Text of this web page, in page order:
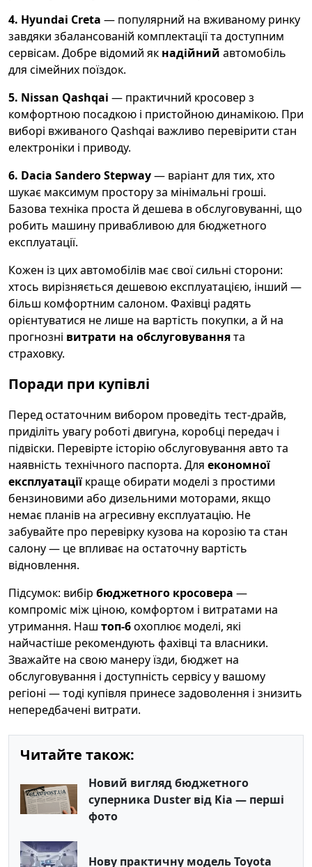
4. Hyundai Creta — популярний на вживаному ринку
завдяки збалансованій комплектації та доступним
сервісам. Добре відомий як надійний автомобіль
для сімейних поїздок.
5. Nissan Qashqai — практичний кросовер з
комфортною посадкою і пристойною динамікою. При
виборі вживаного Qashqai важливо перевірити стан
електроніки і приводу.
6. Dacia Sandero Stepway— варіант для тих, хто
шукає максимум простору за мінімальні гроші.
Базова техніка проста й дешева в обслуговуванні, що
робить машину привабливою для бюджетного
експлуатації.
Кожен із цих автомобілів має свої сильні сторони:
хтось вирізняється дешевою експлуатацією, інший —
більш комфортним салоном. Фахівці радять
орієнтуватися не лише на вартість покупки, а й на
прогнозні витрати на обслуговуваннята
страховку.
Поради при купівлі
Перед остаточним вибором проведіть тест-драйв,
приділіть увагу роботі двигуна, коробці передач і
підвіски. Перевірте історію обслуговування авто та
наявність технічного паспорта. Для економної
експлуатації краще обирати моделі з простими
бензиновими або дизельними моторами, якщо
немає планів на агресивну експлуатацію. Не
забувайте про перевірку кузова на корозію та стан
салону — це впливає на остаточну вартість
відновлення.
Підсумок: вибір бюджетного кросовера —
компроміс між ціною, комфортом і витратами на
утримання. Наш топ-6охоплює моделі, які
найчастіше рекомендують фахівці та власники.
Зважайте на свою манеру їзди, бюджет на
обслуговування і доступність сервісу у вашому
регіоні — тоді купівля принесе задоволення і знизить
непередбачені витрати.
Читайте також:
Новий вигляд бюджетного
суперника Duster від Kia — перші
фото
Нову практичну модель Toyota